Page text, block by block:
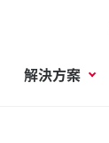
解決方案